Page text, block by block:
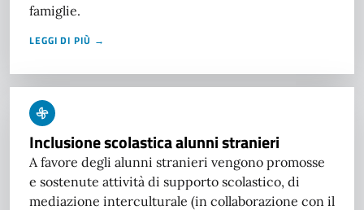
famiglie.
LEGGI DI PIÙ →
Inclusione scolastica alunni stranieri
A favore degli alunni stranieri vengono promosse
e sostenute attività di supporto scolastico, di
mediazione interculturale (in collaborazione con il